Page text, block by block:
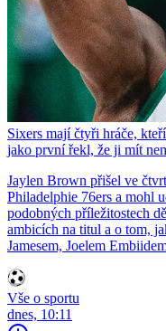
Sixers mají čtyři hráče,
jako první řekl, že ji mít
Jaylen Brown přišel ve
Philadelphie 76ers a mohl
podobných příležitostech
ambicích na titul a o tom,
Jamesem, Joelem
Vše o sportu
dnes, 10:11